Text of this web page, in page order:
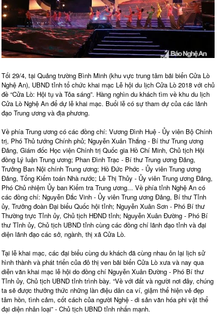
Tối 29/4, tại Quảng trường Bình Minh (khu vực trung tâm bãi biển Cửa Lò
Nghệ An), UBND tỉnh tổ chức khai mạc Lễ hội du lịch Cửa Lò 2018 với chủ
đề “Cửa Lò: Hội tụ và Tỏa sáng”. Hàng nghìn du khách tìm về khu du lịch
Cửa Lò Nghệ An để dự lễ khai mạc. Buổi lễ có sự tham dự của các lãnh
đạo Trung ương và địa phương.
Về phía Trung ương có các đồng chí: Vương Đình Huệ - Ủy viên Bộ Chính
trị, Phó Thủ tướng Chính phủ; Nguyễn Xuân Thắng - Bí thư Trung ương
Đảng, Giám đốc Học viện Chính trị Quốc gia Hồ Chí Minh, Chủ tịch Hội
đồng Lý luận Trung ương; Phan Đình Trạc - Bí thư Trung ương Đảng,
Trưởng Ban Nội chính Trung ương; Hồ Đức Phớc - Ủy viên Trung ương
Đảng, Tổng Kiểm toán Nhà nước; Lê Thị Thủy - Ủy viên Trung ương Đảng,
Phó Chủ nhiệm Ủy ban Kiểm tra Trung ương... Về phía tỉnh Nghệ An có
các đồng chí: Nguyễn Đắc Vinh - Ủy viên Trung ương Đảng, Bí thư Tỉnh
ủy, Trưởng đoàn Đại biểu Quốc hội tỉnh; Nguyễn Xuân Sơn - Phó Bí thư
Thường trực Tỉnh ủy, Chủ tịch HĐND tỉnh; Nguyễn Xuân Đường - Phó Bí
thư Tỉnh ủy, Chủ tịch UBND tỉnh cùng các đồng chí lãnh đạo tỉnh và đại
diện lãnh đạo các sở, ngành, thị xã Cửa Lò.
Tại lễ khai mạc, các đại biểu cùng du khách đã cùng nhau ôn lại lịch sử
hình thành và phát triển của đô thị ven bãi biển Cửa Lò xưa và nay qua
diễn văn khai mạc lễ hội do đồng chí Nguyễn Xuân Đường - Phó Bí thư
Tỉnh ủy, Chủ tịch UBND tỉnh trình bày. “Về với đất và người nơi đây, chúng
ta sẽ được thưởng thức những làn điệu dân ca ví, giặm thể hiện vẻ đẹp
tâm hồn, tình cảm, cốt cách của người Nghệ - di sản văn hóa phi vật thể
đại diện nhân loại” - Chủ tịch UBND tỉnh nhấn mạnh.